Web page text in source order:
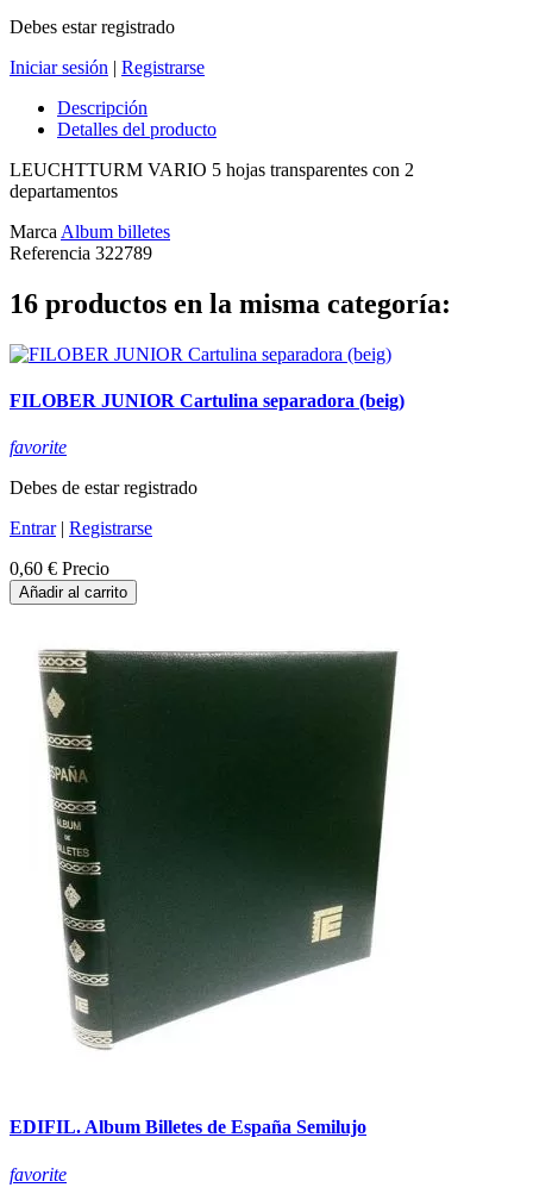
Debes estar registrado
Iniciar sesión | Registrarse
Descripción
Detalles del producto
LEUCHTTURM VARIO 5 hojas transparentes con 2
departamentos
Marca Album billetes
Referencia 322789
16 productos en la misma categoría:
FILOBER JUNIOR Cartulina separadora (beig)
favorite
Debes de estar registrado
Entrar| Registrarse
0,60 € Precio
Añadir al carrito
EDIFIL. Album Billetes de España Semilujo
favorite